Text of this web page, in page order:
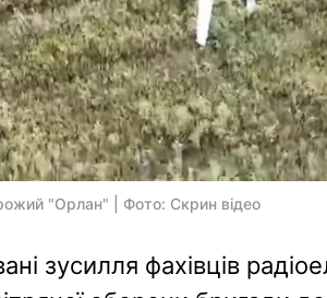
"Орлан" | Фото: Скрин відео
зусилля фахівців